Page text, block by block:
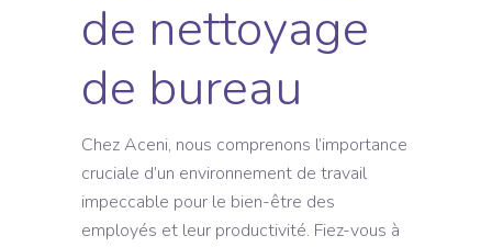
de nettoyage
de bureau
Chez Aceni, nous comprenons l’importance
cruciale d’un environnement de travail
impeccable pour le bien-être des
employés et leur productivité. Fiez-vous à